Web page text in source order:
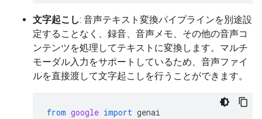
文字起こし: 音声テキスト変換パイプラインを別途設
定することなく、録音、音声メモ、その他の音声コ
ンテンツを処理してテキストに変換します。マルチ
モーダル入力をサポートしているため、音声ファイ
ルを直接渡して文字起こしを行うことができます。
from google import genai